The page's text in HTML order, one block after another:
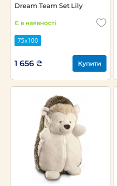
Dream Team Set Lily
Є в наявності
75х100
1 656 ₴ Купити